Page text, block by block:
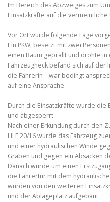
Im Bereich des Abzweiges zum
Einsatzkräfte auf die vermeintliche
Vor Ort wurde folgende Lage
Ein PKW, besetzt mit zwei
einen Baum geprallt und drohte
Fahrzeugheck befand sich auf der
die Fahrerin – war bedingt
auf eine Ansprache.
Durch die Einsatzkräfte wurde
und abgesperrt.
Nach einer Erkundung durch den
HLF 20/16 wurde das Fahrzeug
und einer hydraulischen Winde
Graben und gegen ein Absacken
Danach wurde um einen
die Fahrertür mit dem
wurden von den weiteren
und der Ablageplatz aufgebaut.